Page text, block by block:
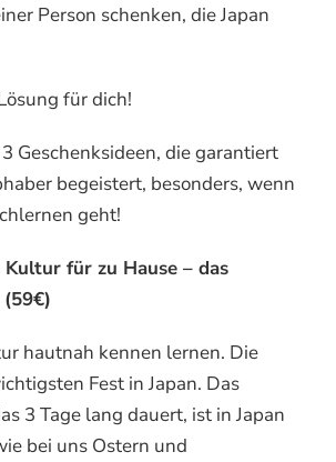
Person schenken, die Japan
für dich!
Geschenksideen, die garantiert
begeistert, besonders, wenn
geht!
Kultur für zu Hause – das
hautnah kennen lernen. Die
Fest in Japan. Das
3 Tage lang dauert, ist in Japan
bei uns Ostern und